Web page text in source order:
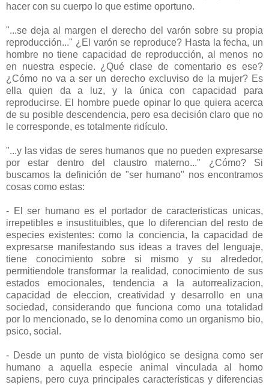
hacer con su cuerpo lo que estime oportuno.
"...se deja al margen el derecho del varón sobre su propia
reproducción..." ¿El varón se reproduce? Hasta la fecha, un
hombre no tiene capacidad de reproducción, al menos no
en nuestra especie. ¿Qué clase de comentario es ese?
¿Cómo no va a ser un derecho excluviso de la mujer? Es
ella quien da a luz, y la única con capacidad para
reproducirse. El hombre puede opinar lo que quiera acerca
de su posible descendencia, pero esa decisión claro que no
le corresponde, es totalmente ridículo.
"...y las vidas de seres humanos que no pueden expresarse
por estar dentro del claustro materno..." ¿Cómo? Si
buscamos la definición de "ser humano" nos encontramos
cosas como estas:
- El ser humano es el portador de caracteristicas unicas,
irrepetibles e insustituibles, que lo diferencian del resto de
especies existentes: como la conciencia, la capacidad de
expresarse manifestando sus ideas a traves del lenguaje,
tiene conocimiento sobre si mismo y su alrededor,
permitiendole transformar la realidad, conocimiento de sus
estados emocionales, tendencia a la autorrealizacion,
capacidad de eleccion, creatividad y desarrollo en una
sociedad, considerando que funciona como una totalidad
por lo mencionado, se lo denomina como un organismo bio,
psico, social.
- Desde un punto de vista biológico se designa como ser
humano a aquella especie animal vinculada al homo
sapiens, pero cuya principales características y diferencias